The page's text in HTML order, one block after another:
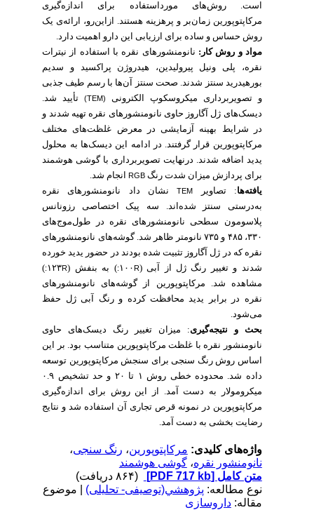
است. روش‌های مورداستفاده برای اندازه‌گیری
مرکاپتوپورین زمان‌بر و پرهزینه هستند. ازاین‌رو، ارائه‌ی یک
روش حساس و ساده برای ارزیابی این دارو اهمیت دارد.
مواد و روش‌ کار: نانومنشورهای نقره با استفاده از نیترات
نقره، پلی ونیل پیرولیدین، هیدروژن پراکسید و سدیم
بورهیدرید سنتز شدند. صحت سنتز آن‌ها با رسم طیف جذبی
و تصویربرداری میکروسکوپ الکترونی (TEM)
تأیید شد.
دیسک‌های ژل آگاروز حاوی نانومنشورهای نقره تهیه شدند و
در شرایط بهینه آزمایشی در معرض غلظت‌های مختلف
مرکاپتوپورین قرار گرفتند. در ادامه این دیسک‌ها به محلول
یدید اضافه شدند. درنهایت تصویربرداری با گوشی هوشمند
برای پردازش میزان شدت رنگRGBانجام شد.
یافته‌ها: تصاویر TEM
نشان داد نانومنشورهای نقره
به‌درستی سنتز شده‌اند. سه پیک اختصاصی رزونانس
پلاسومون سطحی نانومنشورهای نقره در طول‌موج‌های
۳۳۰، ۴۸۵ و ۷۳۵ نانومتر ظاهر شد.
گوشه‌های نانومنشورهای
نقره که در ژل آگاروز تثبیت شده بودند در حضور یدید خورده
شدند و تغییر رنگ ژل از آبی ( ۱۰۰R:
)به بنفش ( ۱۲۳ R:
)
مشاهده شد. مرکاپتوپورین از گوشه‌های نانومنشورهای
نقره در برابر یدید محافظت کرده و رنگآبی ژل حفظ
می‌شود.
بحث و نتیجه‌گیری :میزان تغییر رنگ دیسک‌های حاوی
نانومنشور نقره با غلظتمرکاپتوپورینمتناسب بود. بر این
اساس روش رنگ سنجی برای سنجشمرکاپتوپورینتوسعه
داده شد. محدوده خطی روش ۱ تا ۲۰ و حد تشخیص ۰.۹
میکرومولار به دست آمد. از این ‌روش برای اندازه‌گیری
مرکاپتوپورین در نمونه قرص تجاری آن استفاده شد و نتایج
رضایت بخشی به دست آمد.
واژه‌های کلیدی:مرکاپتوپورین،رنگ سنجی،
نانومنشور نقره ،گوشی هوشمند
متن کامل[PDF 717 kb]
نوع مطالعه:پژوهشي(توصیفی- تحلیلی) | موضوع
مقاله:داروسازی